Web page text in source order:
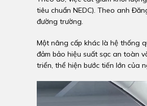
tiêu chuẩn NEDC). Theo anh
đường trường.
Một nâng cấp khác là hệ thống
đảm bảo hiệu suất sạc an toàn
triển, thể hiện bước tiến lớn của